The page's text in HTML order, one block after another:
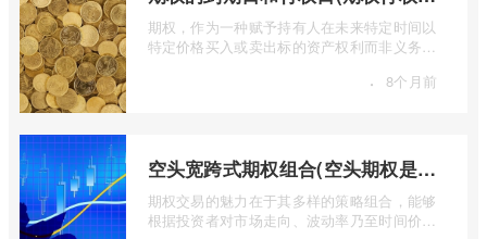
期权，作为一种赋予持有人在未来特定时间以
特定价格买入或卖出标的资产权利而非义务的
· 8个月前
空头宽跨式期权组合(空头期权是什么意思)
期权交易的魅力在于其多样的策略组合，能够
根据投资者对市场走向、波动率乃至时间价值